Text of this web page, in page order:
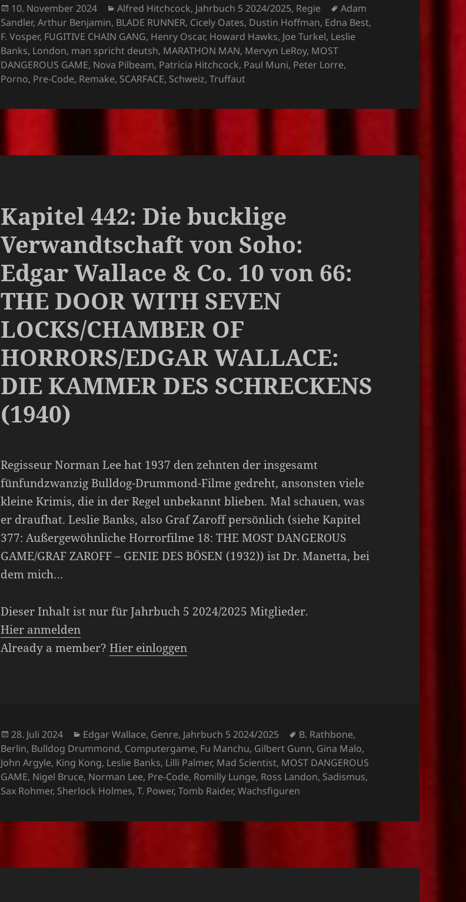
Veröffentlicht
am
10. November 2024 Kategorien
Alfred Hitchcock, Jahrbuch 5 2024/2025, Regie Schlagwörter
Adam
Sandler,Arthur Benjamin, BLADE RUNNER, Cicely Oates, Dustin Hoffman, Edna Best,
F. Vosper, FUGITIVE CHAIN GANG, Henry Oscar, Howard Hawks, Joe Turkel, Leslie
Banks, London, man spricht deutsh, MARATHON MAN, Mervyn LeRoy, MOST
DANGEROUS GAME, Nova Pilbeam, Patricia Hitchcock, Paul Muni, Peter Lorre,
Porno, Pre-Code, Remake, SCARFACE, Schweiz,Truffaut
Kapitel 442: Die bucklige
Verwandtschaft von Soho:
Edgar Wallace & Co. 10 von 66:
THE DOOR WITH SEVEN
LOCKS/CHAMBER OF
HORRORS/EDGAR WALLACE:
DIE KAMMER DES SCHRECKENS
(1940)
Regisseur Norman Lee hat 1937 den zehnten der insgesamt
fünfundzwanzig Bulldog-Drummond-Filme gedreht, ansonsten viele
kleine Krimis, die in der Regel unbekannt blieben. Mal schauen, was
er draufhat. Leslie Banks, also Graf Zaroff persönlich (siehe Kapitel
377: Außergewöhnliche Horrorfilme 18: THE MOST DANGEROUS
GAME/GRAF ZAROFF – GENIE DES BÖSEN (1932)) ist Dr. Manetta, bei
dem mich…
Dieser Inhalt ist nur für Jahrbuch 5 2024/2025 Mitglieder.
Hier anmelden
Already a member?Hier einloggen
Veröffentlicht
am
28. Juli 2024 Kategorien
Edgar Wallace, Genre, Jahrbuch 5 2024/2025 Schlagwörter
B. Rathbone,
Berlin, Bulldog Drummond, Computergame, Fu Manchu, Gilbert Gunn, Gina Malo,
John Argyle, King Kong, Leslie Banks, Lilli Palmer, Mad Scientist, MOST DANGEROUS
GAME, Nigel Bruce, Norman Lee, Pre-Code, Romilly Lunge, Ross Landon, Sadismus,
Sax Rohmer, Sherlock Holmes,T. Power,Tomb Raider,Wachsfiguren